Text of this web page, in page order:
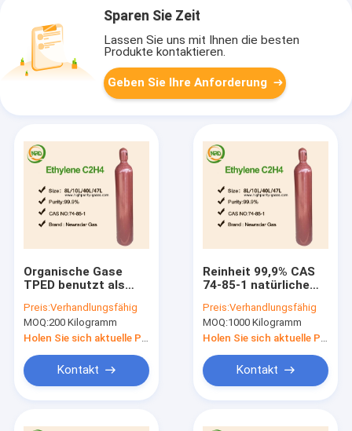
Sparen Sie Zeit
Lassen Sie uns mit Ihnen die besten
Produkte kontaktieren.
Geben Sie Ihre Anforderung
Organische Gase
TPED benutzt als
Kühlmittel-99%
verpackt in den
Zylindern 40L
Preis:Verhandlungsfähig
MOQ:200 Kilogramm
Kontakt
Reinheit 99,9% CAS
74-85-1 natürliche
Verbindungen
Reifeprozess- des
Obstesgas für die
Landwirtschaft
Preis:Verhandlungsfähig
MOQ:1000 Kilogramm
Kontakt